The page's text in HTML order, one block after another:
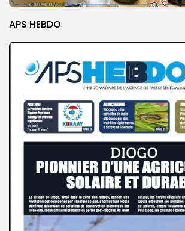
APS HEBDO